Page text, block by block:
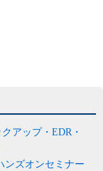
アップ・EDR・
ンズオンセミナー